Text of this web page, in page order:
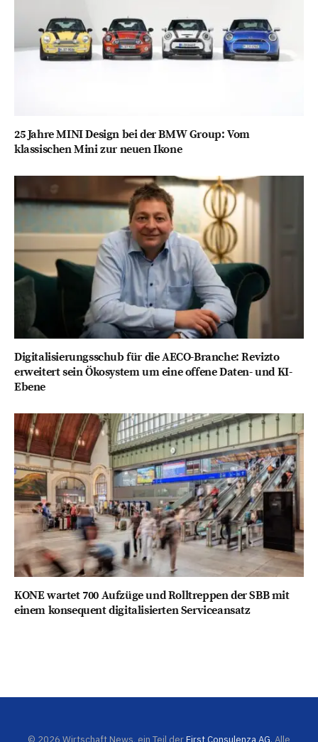
25 Jahre MINI Design bei der BMW Group: Vom
klassischen Mini zur neuen Ikone
Digitalisierungsschub für die AECO-Branche: Revizto
erweitert sein Ökosystem um eine offene Daten- und KI-
Ebene
KONE wartet 700 Aufzüge und Rolltreppen der SBB mit
einem konsequent digitalisierten Serviceansatz
© 2026 Wirtschaft News, ein Teil derFirst Consulenza AG. Alle